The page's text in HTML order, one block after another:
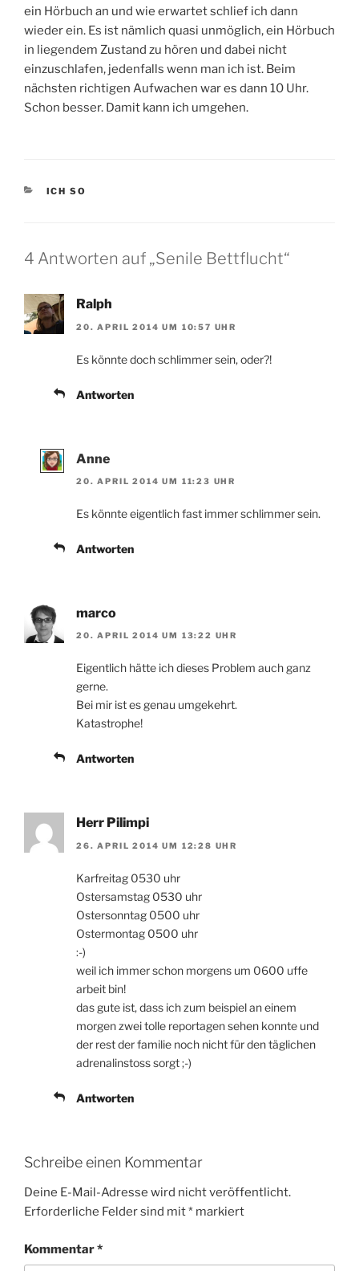
ein Hörbuch an und wie erwartet schlief ich dann
wieder ein. Es ist nämlich quasi unmöglich, ein Hörbuch
in liegendem Zustand zu hören und dabei nicht
einzuschlafen, jedenfalls wenn man ich ist. Beim
nächsten richtigen Aufwachen war es dann 10 Uhr.
Schon besser. Damit kann ich umgehen.
KATEGORIEN
ICH SO
4 Antworten auf „Senile Bettflucht“
Ralph
20. APRIL 2014 UM 10:57 UHR
Es könnte doch schlimmer sein, oder?!
Antworten
Anne
20. APRIL 2014 UM 11:23 UHR
Es könnte eigentlich fast immer schlimmer sein.
Antworten
marco
20. APRIL 2014 UM 13:22 UHR
Eigentlich hätte ich dieses Problem auch ganz
gerne.
Bei mir ist es genau umgekehrt.
Katastrophe!
Antworten
Herr Pilimpi
26. APRIL 2014 UM 12:28 UHR
Karfreitag 0530 uhr
Ostersamstag 0530 uhr
Ostersonntag 0500 uhr
Ostermontag 0500 uhr
:-)
weil ich immer schon morgens um 0600 uffe
arbeit bin!
das gute ist, dass ich zum beispiel an einem
morgen zwei tolle reportagen sehen konnte und
der rest der familie noch nicht für den täglichen
adrenalinstoss sorgt ;-)
Antworten
Schreibe einen Kommentar
Deine E-Mail-Adresse wird nicht veröffentlicht.
Erforderliche Felder sind mit* markiert
Kommentar*